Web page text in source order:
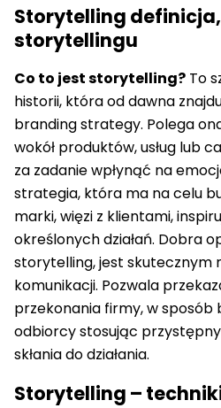
Storytelling
storytellingu
Co to jest storytelling? To
historii, która od dawna
branding strategy. Polega
wokół produktów, usług lub
za zadanie wpłynąć na
strategia, która ma na celu
marki, więzi z klientami,
określonych działań. Dobra
storytelling, jest skutecznym
komunikacji. Pozwala
przekonania firmy, w
odbiorcy stosując
skłania do działania.
Storytelling –